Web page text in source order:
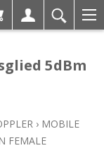
5dBm
› MOBILE
FEMALE